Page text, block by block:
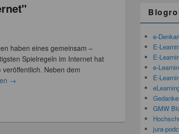
haben eines gemeinsam –
Spielregeln im Internet hat
veröffentlich. Neben dem
→
e-
E-
E-
e-
E-
GMW
jura-